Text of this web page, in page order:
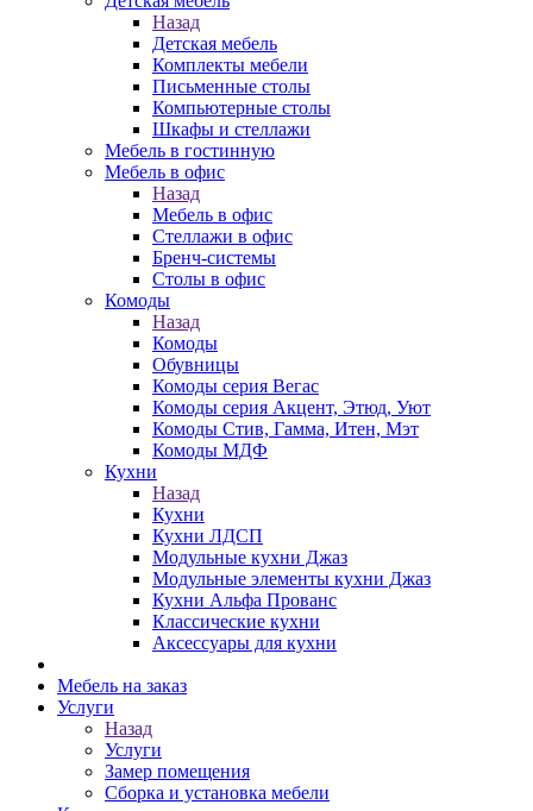
Назад
Детская мебель
Комплекты мебели
Письменные столы
Компьютерные столы
Шкафы и стеллажи
Мебель в гостинную
Мебель в офис
Назад
Мебель в офис
Стеллажи в офис
Бренч-системы
Столы в офис
Комоды
Назад
Комоды
Обувницы
Комоды серия Вегас
Комоды серия Акцент, Этюд, Уют
Комоды Стив, Гамма, Итен, Мэт
Комоды МДФ
Кухни
Назад
Кухни
Кухни ЛДСП
Модульные кухни Джаз
Модульные элементы кухни Джаз
Кухни Альфа Прованс
Классические кухни
Аксессуары для кухни
Мебель на заказ
Услуги
Назад
Услуги
Замер помещения
Сборка и установка мебели